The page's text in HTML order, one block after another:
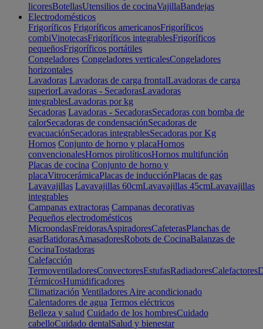
licoresBotellasUtensilios de cocinaVajillaBandejas
Electrodomésticos
Frigoríficos Frigoríficos americanosFrigoríficos
combiVinotecasFrigoríficos integrablesFrigoríficos
pequeñosFrigoríficos portátiles
Congeladores Congeladores verticalesCongeladores
horizontales
Lavadoras Lavadoras de carga frontalLavadoras de carga
superiorLavadoras - SecadorasLavadoras
integrablesLavadoras por kg
Secadoras Lavadoras - SecadorasSecadoras con bomba de
calorSecadoras de condensaciónSecadoras de
evacuaciónSecadoras integrablesSecadoras por Kg
Hornos Conjunto de horno y placaHornos
convencionalesHornos pirolíticosHornos multifunción
Placas de cocina Conjunto de horno y
placaVitrocerámicaPlacas de inducciónPlacas de gas
Lavavajillas Lavavajillas 60cmLavavajillas 45cmLavavajillas
integrables
Campanas extractoras Campanas decorativas
Pequeños electrodomésticos
MicroondasFreidorasAspiradoresCafeterasPlanchas de
asarBatidorasAmasadoresRobots de CocinaBalanzas de
CocinaTostadoras
Calefacción
TermoventiladoresConvectoresEstufasRadiadoresCalefactores
TérmicosHumidificadores
Climatización Ventiladores Aire acondicionado
Calentadores de agua Termos eléctricos
Belleza y salud Cuidado de los hombresCuidado
cabelloCuidado dentalSalud y bienestar